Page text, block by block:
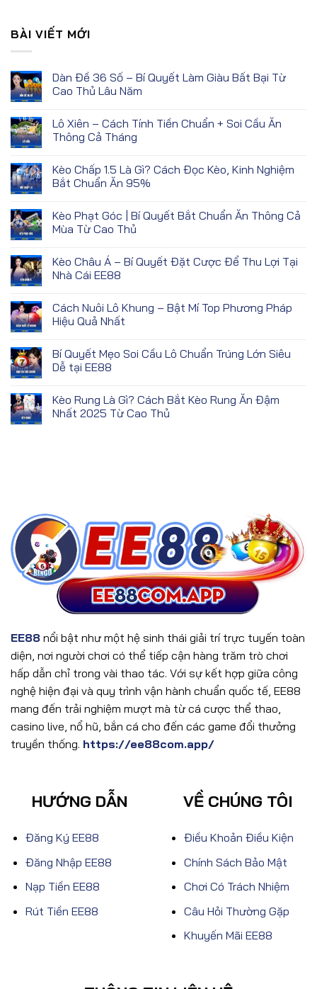
BÀI VIẾT MỚI
Dàn Đề 36 Số – Bí Quyết Làm Giàu Bất Bại Từ
Cao Thủ Lâu Năm
Lô Xiên – Cách Tính Tiền Chuẩn + Soi Cầu Ăn
Thông Cả Tháng
Kèo Chấp 1.5 Là Gì? Cách Đọc Kèo, Kinh Nghiệm
Bắt Chuẩn Ăn 95%
Kèo Phạt Góc | Bí Quyết Bắt Chuẩn Ăn Thông Cả
Mùa Từ Cao Thủ
Kèo Châu Á – Bí Quyết Đặt Cược Để Thu Lợi Tại
Nhà Cái EE88
Cách Nuôi Lô Khung – Bật Mí Top Phương Pháp
Hiệu Quả Nhất
Bí Quyết Mẹo Soi Cầu Lô Chuẩn Trúng Lớn Siêu
Dễ tại EE88
Kèo Rung Là Gì? Cách Bắt Kèo Rung Ăn Đậm
Nhất 2025 Từ Cao Thủ
EE88 nổi bật như một hệ sinh thái giải trí trực tuyến toàn
diện, nơi người chơi có thể tiếp cận hàng trăm trò chơi
hấp dẫn chỉ trong vài thao tác. Với sự kết hợp giữa công
nghệ hiện đại và quy trình vận hành chuẩn quốc tế, EE88
mang đến trải nghiệm mượt mà từ cá cược thể thao,
casino live, nổ hũ, bắn cá cho đến các game đổi thưởng
truyền thống. https://ee88com.app/
HƯỚNG DẪN
Đăng Ký EE88
Đăng Nhập EE88
Nạp Tiền EE88
Rút Tiền EE88
VỀ CHÚNG TÔI
Điều Khoản Điều Kiện
Chính Sách Bảo Mật
Chơi Có Trách Nhiệm
Câu Hỏi Thường Gặp
Khuyến Mãi EE88